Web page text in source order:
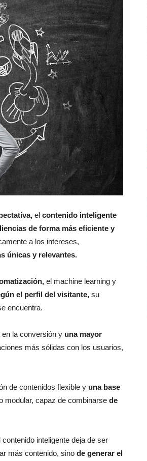
el contenido inteligente
de forma más eficiente y
a los intereses,
únicas y relevantes.
el machine learning y
el perfil del visitante, su
encuentra.
en la conversión y una mayor
más sólidas con los usuarios,
de contenidos flexible y una base
modular, capaz de combinarse de
contenido inteligente deja de ser
más contenido, sino de generar el